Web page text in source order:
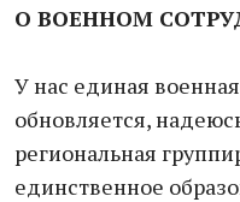
О ВОЕННОМ
У нас единая
обновляется,
региональная
единственное